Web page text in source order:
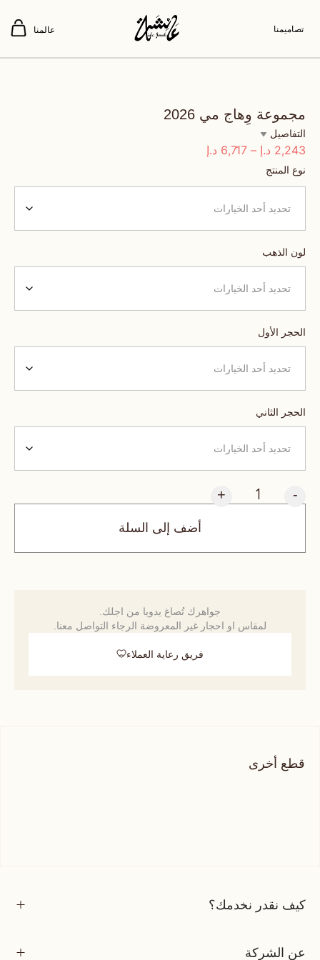
تصاميمنا عالمنا
مجموعة وِهاج مي 2026
التفاصيل
2,243 د.إ–
6,717 د.إ
نوع المنتج
لون الذهب
الحجر الأول
الحجر الثاني
-
+
أضف إلى السلة
جواهرك تُصاغ يدويا من اجلك.
لمقاس او احجار غير المعروضة الرجاء التواصل معنا.
فريق رعاية العملاء
قطع أخرى
كيف نقدر نخدمك؟
عن الشركة